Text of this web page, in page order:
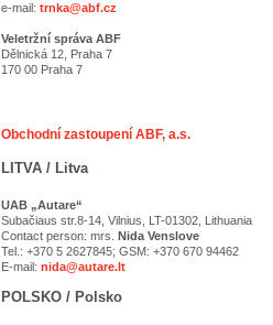
e-mail: trnka@abf.cz
Veletržní správa ABF
Dělnická 12, Praha 7
170 00 Praha 7
Obchodní zastoupení ABF, a.s.
LITVA / Litva
UAB „Autare“
Subačiaus str.8-14, Vilnius, LT-01302, Lithuania
Contact person: mrs. Nida Venslove
Tel.: +370 5 2627845; GSM: +370 670 94462
E-mail: nida@autare.lt
POLSKO / Polsko